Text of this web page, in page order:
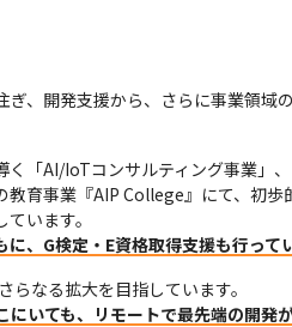
、開発支援から、さらに事業領域
「AI/IoTコンサルティング事業」
育事業『AIP College』にて、初
います。
、G検定・E資格取得支援も行って
なる拡大を目指しています。
にいても、リモートで最先端の開発